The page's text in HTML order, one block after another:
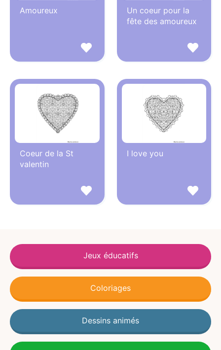
Amoureux
Un coeur pour la
fête des amoureux
Coeur de la St
valentin
I love you
Jeux éducatifs
Coloriages
Dessins animés